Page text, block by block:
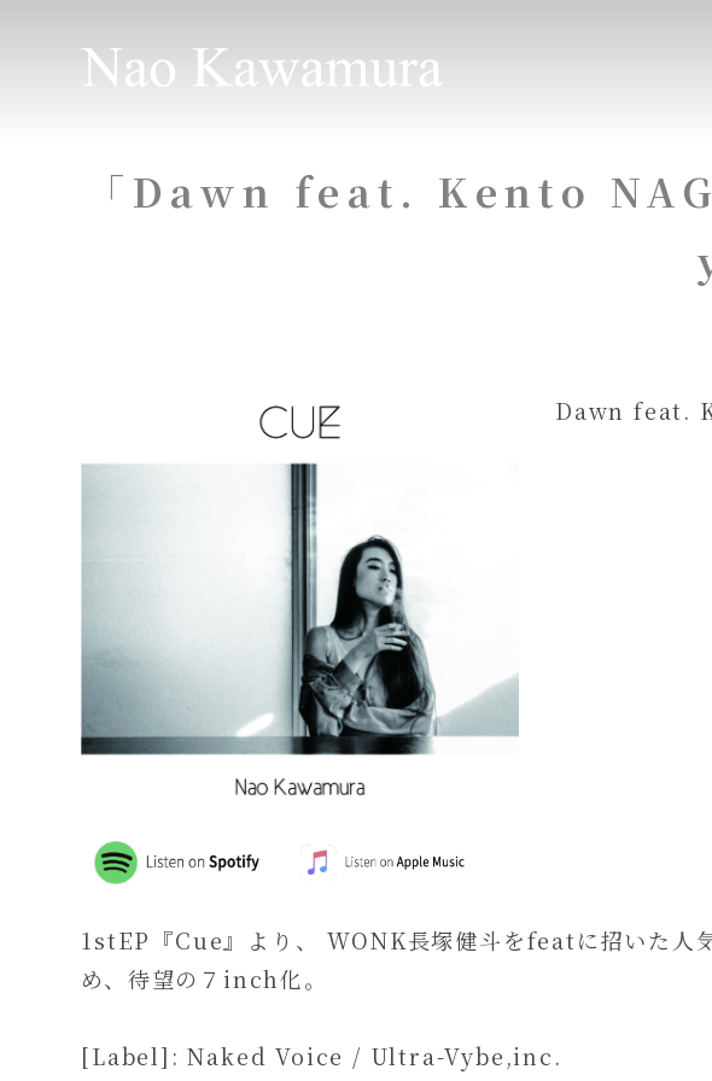
「Dawn feat. Kento
Dawn feat.
1stEP『Cue』より、 WONK長塚健斗をfeatに招いた
め、待望の７inch化。
[Label]: Naked Voice / Ultra-Vybe,inc.